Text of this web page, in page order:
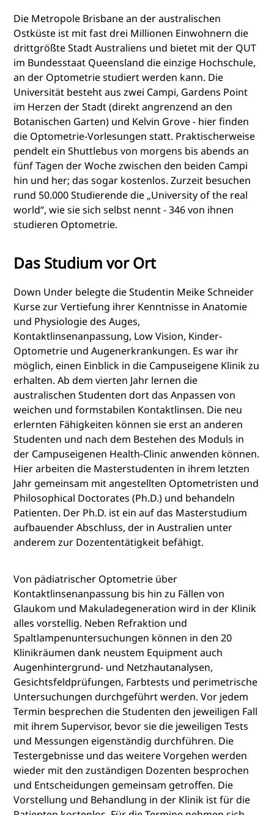
Die Metropole Brisbane an der australischen
Ostküste ist mit fast drei Millionen Einwohnern die
drittgrößte Stadt Australiens und bietet mit der QUT
im Bundesstaat Queensland die einzige Hochschule,
an der Optometrie studiert werden kann. Die
Universität besteht aus zwei Campi, Gardens Point
im Herzen der Stadt (direkt angrenzend an den
Botanischen Garten) und Kelvin Grove - hier finden
die Optometrie-Vorlesungen statt. Praktischerweise
pendelt ein Shuttlebus von morgens bis abends an
fünf Tagen der Woche zwischen den beiden Campi
hin und her; das sogar kostenlos. Zurzeit besuchen
rund 50.000 Studierende die „University of the real
world“, wie sie sich selbst nennt - 346 von ihnen
studieren Optometrie.
Das Studium vor Ort
Down Under belegte die Studentin Meike Schneider
Kurse zur Vertiefung ihrer Kenntnisse in Anatomie
und Physiologie des Auges,
Kontaktlinsenanpassung, Low Vision, Kinder-
Optometrie und Augenerkrankungen. Es war ihr
möglich, einen Einblick in die Campuseigene Klinik zu
erhalten. Ab dem vierten Jahr lernen die
australischen Studenten dort das Anpassen von
weichen und formstabilen Kontaktlinsen. Die neu
erlernten Fähigkeiten können sie erst an anderen
Studenten und nach dem Bestehen des Moduls in
der Campuseigenen Health-Clinic anwenden können.
Hier arbeiten die Masterstudenten in ihrem letzten
Jahr gemeinsam mit angestellten Optometristen und
Philosophical Doctorates (Ph.D.) und behandeln
Patienten. Der Ph.D. ist ein auf das Masterstudium
aufbauender Abschluss, der in Australien unter
anderem zur Dozententätigkeit befähigt.
Von pädiatrischer Optometrie über
Kontaktlinsenanpassung bis hin zu Fällen von
Glaukom und Makuladegeneration wird in der Klinik
alles vorstellig. Neben Refraktion und
Spaltlampenuntersuchungen können in den 20
Klinikräumen dank neustem Equipment auch
Augenhintergrund- und Netzhautanalysen,
Gesichtsfeldprüfungen, Farbtests und perimetrische
Untersuchungen durchgeführt werden. Vor jedem
Termin besprechen die Studenten den jeweiligen Fall
mit ihrem Supervisor, bevor sie die jeweiligen Tests
und Messungen eigenständig durchführen. Die
Testergebnisse und das weitere Vorgehen werden
wieder mit den zuständigen Dozenten besprochen
und Entscheidungen gemeinsam getroffen. Die
Vorstellung und Behandlung in der Klinik ist für die